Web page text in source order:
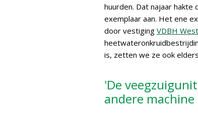
huurden. Dat najaar
exemplaar aan. Het ene
door vestiging VDBH West
is, zetten we ze ook
'De
andere machine